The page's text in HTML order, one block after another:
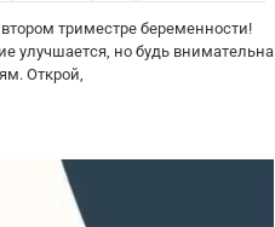
триместре беременности!
улучшается, но будь внимательна
Открой,